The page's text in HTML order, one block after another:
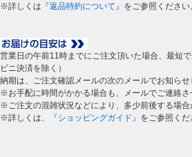
※詳しくは 『返品特約について』 をご参照ください
営業日の午前11時までにご注文頂いた場合、最短
ビニ決済を除く）
納期は、ご注文確認メールの次のメールでお知らせ
※お手配に時間がかかる場合も、メールでご連絡さ
※ご注文の混雑状況などにより、多少前後する場合
※詳しくは、
『ショッピングガイド』 をご参照くだ